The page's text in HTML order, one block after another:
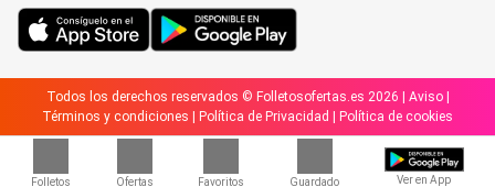
Folletos Ofertas Favoritos Guardado Ver en App
Todos los derechos reservados © Folletosofertas.es 2026 | Aviso|
Términos y condiciones
Política de Privacidad Política de cookies